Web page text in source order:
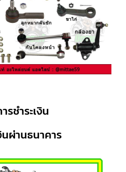
รชำระเงิน
นผ่านธนาคาร